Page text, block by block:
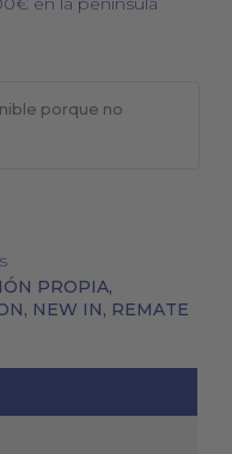
porque no
PROPIA,
, NEW IN, REMATE